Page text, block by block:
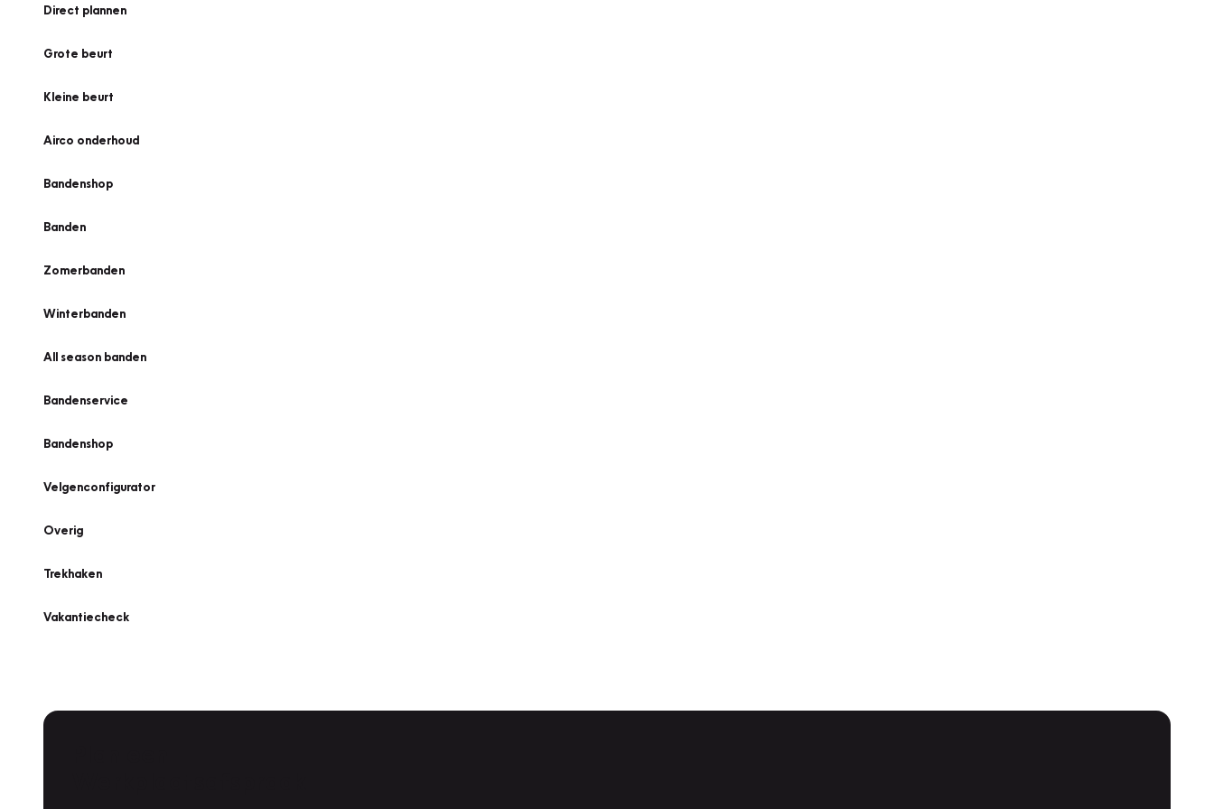
Direct plannen
Grote beurt
Kleine beurt
Airco onderhoud
Bandenshop
Banden
Zomerbanden
Winterbanden
All season banden
Bandenservice
Bandenshop
Velgenconfigurator
Overig
Trekhaken
Vakantiecheck